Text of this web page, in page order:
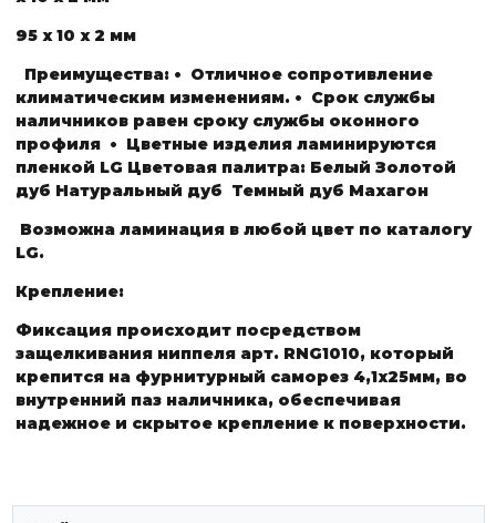
95 х 10 х 2 мм
Преимущества: • Отличное сопротивление
климатическим изменениям. • Срок службы
наличников равен сроку службы оконного
профиля • Цветные изделия ламинируются
пленкой LG Цветовая палитра: Белый Золотой
дуб Натуральный дуб Темный дуб Махагон
Возможна ламинация в любой цвет по каталогу
LG.
Крепление:
Фиксация происходит посредством
защелкивания ниппеля арт. RNG1010, который
крепится на фурнитурный саморез 4,1х25мм, во
внутренний паз наличника, обеспечивая
надежное и скрытое крепление к поверхности.